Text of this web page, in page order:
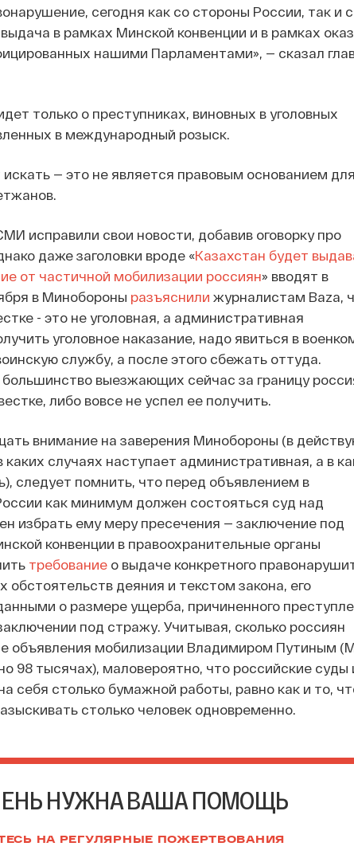
сегодня как со стороны России, так и с
в рамках Минской конвенции и в рамках
нашими Парламентами», — сказал
только о преступниках, виновных в уголовных
в международный розыск.
— это не является правовым основанием
исправили свои новости, добавив оговорку про
даже заголовки вроде «Казахстан будет
от частичной мобилизации россиян» вводят в
в Минобороны разъяснили журналистам Baza,
- это не уголовная, а административная
уголовное наказание, надо явиться в
службу, а после этого сбежать оттуда.
выезжающих сейчас за границу
либо вовсе не успел ее получить.
внимание на заверения Минобороны (в
каких случаях наступает административная, а в
следует помнить, что перед объявлением в
как минимум должен состояться суд над
избрать ему меру пресечения — заключение под
конвенции в правоохранительные органы
требованиео выдаче конкретного
деяния и текстом закона, его
о размере ущерба, причиненного
под стражу. Учитывая, сколько россиян
объявления мобилизации Владимиром Путиным
98 тысячах), маловероятно, что российские суды
себя столько бумажной работы, равно как и то,
столько человек одновременно.
НУЖНА ВАША ПОМОЩЬ
НА РЕГУЛЯРНЫЕ ПОЖЕРТВОВАНИЯ